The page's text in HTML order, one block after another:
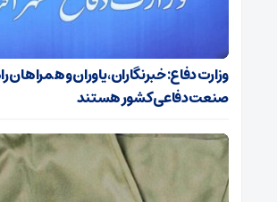
وزارت دفاع: خبرنگاران، یاوران و همراهان
صنعت دفاعی کشور هستند